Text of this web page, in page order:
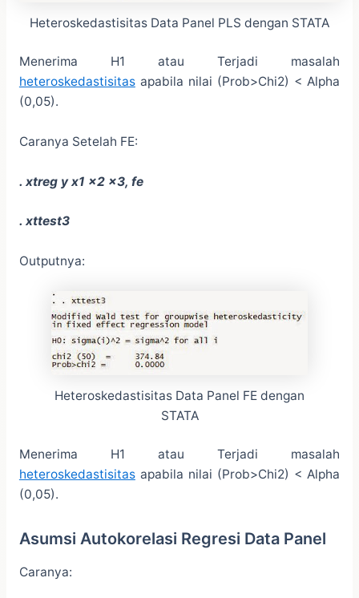
Heteroskedastisitas Data Panel PLS dengan STATA
Menerima H1 atau Terjadi masalah
heteroskedastisitasapabila nilai (Prob>Chi2) < Alpha
(0,05).
Caranya Setelah FE:
. xtreg y x1 x2 x3, fe
. xttest3
Outputnya:
Heteroskedastisitas Data Panel FE dengan
STATA
Menerima H1 atau Terjadi masalah
heteroskedastisitasapabila nilai (Prob>Chi2) < Alpha
(0,05).
Asumsi Autokorelasi Regresi Data Panel
Caranya: